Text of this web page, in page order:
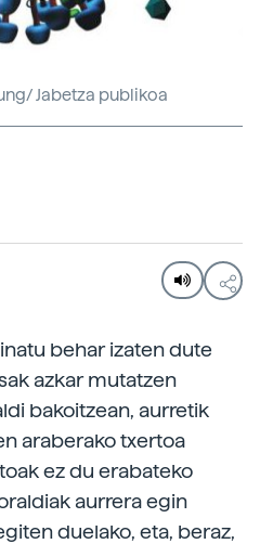
Jabetza publikoa
behar izaten dute
azkar mutatzen
bakoitzean, aurretik
araberako txertoa
ez du erabateko
aurrera egin
duelako, eta, beraz,